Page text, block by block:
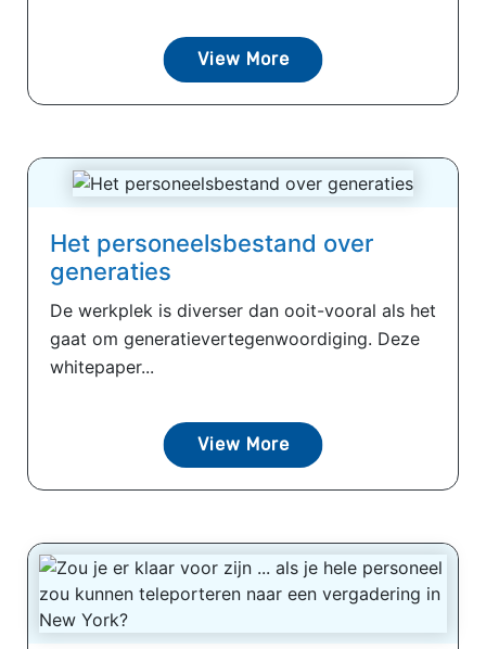
View More
Het personeelsbestand over
generaties
De werkplek is diverser dan ooit-vooral als het
gaat om generatievertegenwoordiging. Deze
whitepaper...
View More